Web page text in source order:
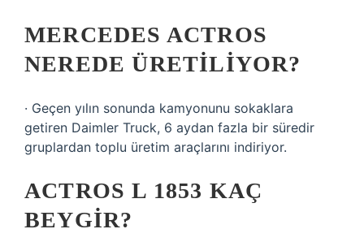
MERCEDES ACTROS
NEREDE ÜRETILIYOR?
· Geçen yılın sonunda kamyonunu sokaklara
getiren Daimler Truck, 6 aydan fazla bir süredir
gruplardan toplu üretim araçlarını indiriyor.
ACTROS L 1853 KAÇ
BEYGIR?